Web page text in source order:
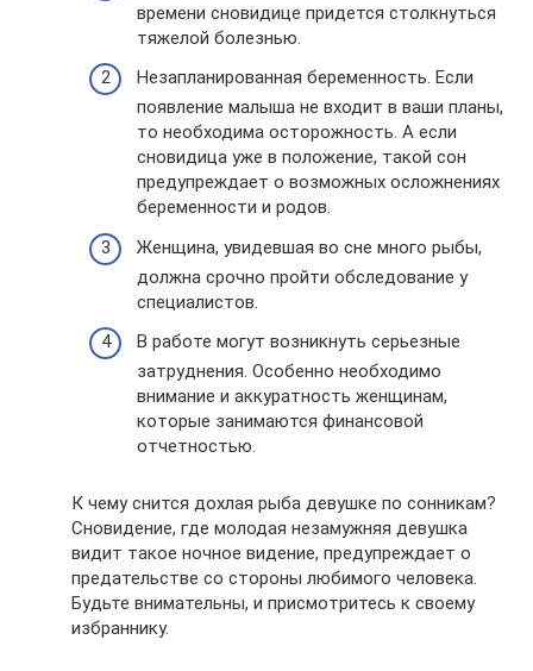
времени сновидице придется столкнуться
тяжелой болезнью.
Незапланированная беременность. Если
появление малыша не входит в ваши планы,
то необходима осторожность. А если
сновидица уже в положение, такой сон
предупреждает о возможных осложнениях
беременности и родов.
Женщина, увидевшая во сне много рыбы,
должна срочно пройти обследование у
специалистов.
В работе могут возникнуть серьезные
затруднения. Особенно необходимо
внимание и аккуратность женщинам,
которые занимаются финансовой
отчетностью.
К чему снится дохлая рыба девушке по сонникам?
Сновидение, где молодая незамужняя девушка
видит такое ночное видение, предупреждает о
предательстве со стороны любимого человека.
Будьте внимательны, и присмотритесь к своему
избраннику.